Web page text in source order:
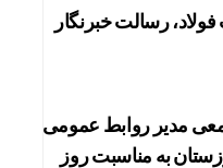
رسالت خبرنگار
مدیر روابط عمومی
به مناسبت روز